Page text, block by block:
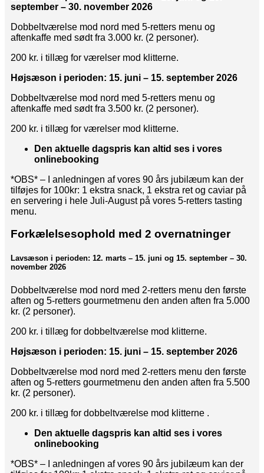
september – 30. november 2026
Dobbeltværelse mod nord med 5-retters menu og
aftenkaffe med sødt fra 3.000 kr. (2 personer).
200 kr. i tillæg for værelser mod klitterne.
Højsæson i perioden: 15. juni – 15. september 2026
Dobbeltværelse mod nord med 5-retters menu og
aftenkaffe med sødt fra 3.500 kr. (2 personer).
200 kr. i tillæg for værelser mod klitterne.
Den aktuelle dagspris kan altid ses i vores
onlinebooking
*OBS* – I anledningen af vores 90 års jubilæum kan der
tilføjes for 100kr: 1 ekstra snack, 1 ekstra ret og caviar på
en servering i hele Juli-August på vores 5-retters tasting
menu.
Forkælelsesophold med 2 overnatninger
Lavsæson i perioden: 12. marts – 15. juni og 15. september – 30.
november 2026
Dobbeltværelse mod nord med 2-retters menu den første
aften og 5-retters gourmetmenu den anden aften fra 5.000
kr. (2 personer).
200 kr. i tillæg for dobbeltværelse mod klitterne.
Højsæson i perioden: 15. juni – 15. september 2026
Dobbeltværelse mod nord med 2-retters menu den første
aften og 5-retters gourmetmenu den anden aften fra 5.500
kr. (2 personer).
200 kr. i tillæg for dobbeltværelse mod klitterne .
Den aktuelle dagspris kan altid ses i vores
onlinebooking
*OBS* – I anledningen af vores 90 års jubilæum kan der